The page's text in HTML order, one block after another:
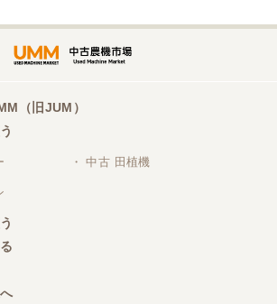
くしてくれました、有難うございまし
本
とうございました。
ッターを受け取りました。 状態は問題な
ンも調子がよさそうです。 ありがとうご
（旧JUM）
・ 中古 田植機